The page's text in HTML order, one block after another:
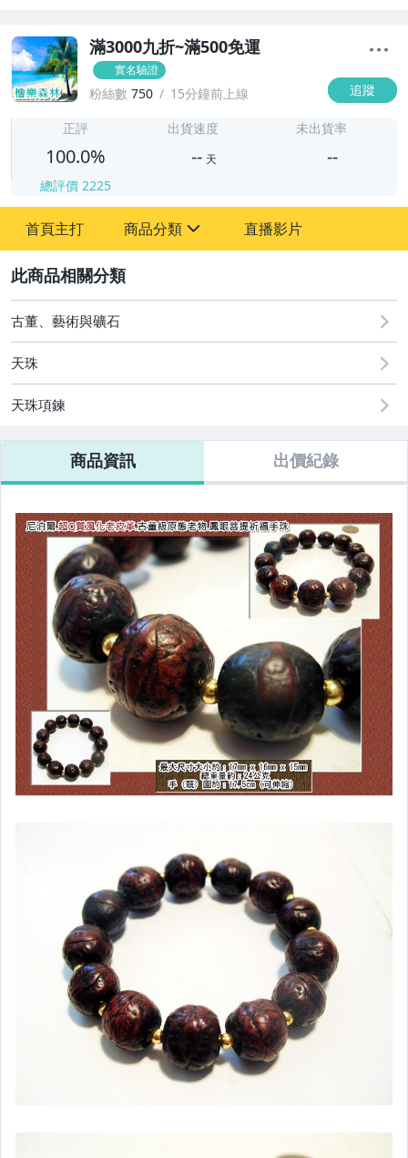
滿3000九折~滿500免運
實名驗證
粉絲數 750 15分鐘前上線 追蹤
正評
100.0%
總評價 2225
出貨速度
-- 天
未出貨率
--
首頁主打 商品分類
古董、藝術與礦石
手錶與飾品配件
直播影片
古董、藝術與礦石
天珠
天珠項鍊
商品資訊 出價紀錄